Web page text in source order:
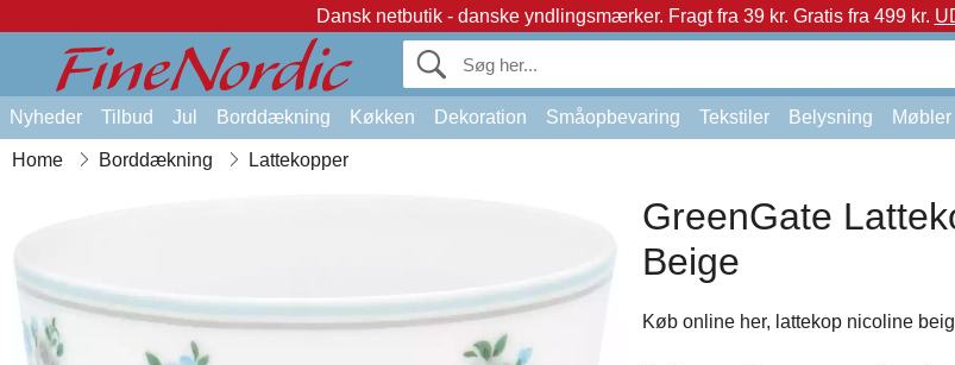
Dansk netbutik - danske yndlingsmærker. Fragt fra 39 kr. Gratis fra 499 kr.
Nyheder Tilbud Jul Borddækning Køkken Dekoration Småopbevaring Tekstiler Belysning Møbler
Home Borddækning Lattekopper
GreenGate
Beige
Køb online her, lattekop nicoline